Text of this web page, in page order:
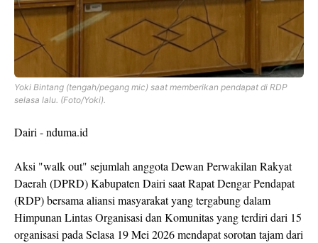
Yoki Bintang (tengah/pegang mic) saat memberikan pendapat di RDP
selasa lalu. (Foto/Yoki).
Dairi - nduma.id
Aksi "walk out" sejumlah anggota Dewan Perwakilan Rakyat
Daerah (DPRD) Kabupaten Dairi saat Rapat Dengar Pendapat
(RDP) bersama aliansi masyarakat yang tergabung dalam
Himpunan Lintas Organisasi dan Komunitas yang terdiri dari 15
organisasi pada Selasa 19 Mei 2026 mendapat sorotan tajam dari